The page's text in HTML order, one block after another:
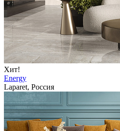
Хит!
Energy
Laparet, Россия